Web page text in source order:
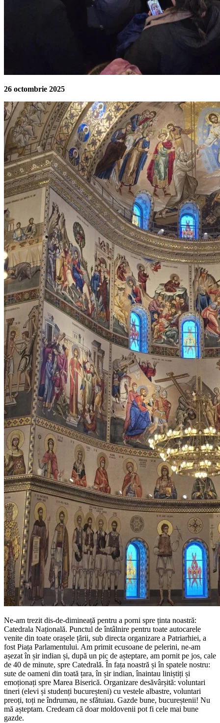
26 octombrie 2025
Ne-am trezit dis-de-dimineață pentru a porni spre ținta noastră:
Catedrala Națională. Punctul de întâlnire pentru toate autocarele
venite din toate orașele țării, sub directa organizare a Patriarhiei, a
fost Piața Parlamentului. Am primit ecusoane de pelerini, ne-am
așezat în șir indian și, după un pic de așteptare, am pornit pe jos, cale
de 40 de minute, spre Catedrală. În fața noastră și în spatele nostru:
sute de oameni din toată țara, în șir indian, înaintau liniștiți și
emoționați spre Marea Biserică. Organizare desăvârșită: voluntari
tineri (elevi și studenți bucureșteni) cu vestele albastre, voluntari
preoți, toți ne îndrumau, ne sfătuiau. Gazde bune, bucureștenii! Nu
mă așteptam. Credeam că doar moldovenii pot fi cele mai bune
gazde.